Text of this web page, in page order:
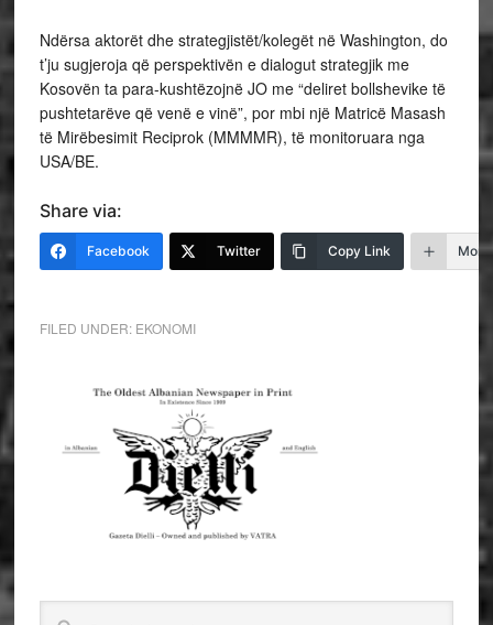
Ndërsa aktorët dhe strategjistët/kolegët në Washington, do
t’ju sugjeroja që perspektivën e dialogut strategjik me
Kosovën ta para-kushtëzojnë JO me “deliret bollshevike të
pushtetarëve që venë e vinë”, por mbi një Matricë Masash
të Mirëbesimit Reciprok (MMMMR), të monitoruara nga
USA/BE.
Share via:
Facebook Twitter Copy Link More
FILED UNDER: EKONOMI